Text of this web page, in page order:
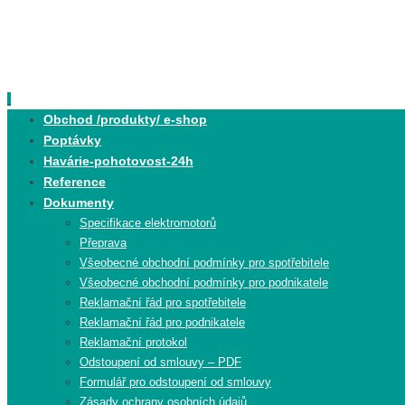
content
Obchod /produkty/ e-shop
Poptávky
Havárie-pohotovost-24h
Reference
Dokumenty
Specifikace elektromotorů
Přeprava
Všeobecné obchodní podmínky pro spotřebitele
Všeobecné obchodní podmínky pro podnikatele
Reklamační řád pro spotřebitele
Reklamační řád pro podnikatele
Reklamační protokol
Odstoupení od smlouvy – PDF
Formulář pro odstoupení od smlouvy
Zásady ochrany osobních údajů